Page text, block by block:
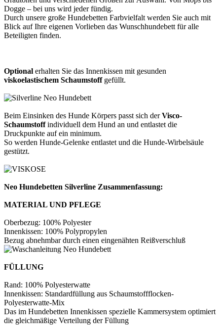
Dogge – bei uns wird jeder fündig.
Durch unsere große Hundebetten Farbvielfalt werden Sie auch mit
Blick auf Ihre eigenen Vorlieben das Wunschhundebett für alle
Beteiligten finden.
Optional erhalten Sie das Innenkissen mit gesunden
viskoelastischem Schaumstoffgefüllt.
Beim Einsinken des Hunde Körpers passt sich derVisco-
Schaumstoffindividuell dem Hund an und entlastet die
Druckpunkte auf ein minimum.
So werden Hunde-Gelenke entlastet und die Hunde-Wirbelsäule
gestützt.
Neo Hundebetten Silverline Zusammenfassung:
MATERIAL UND PFLEGE
Oberbezug: 100% Polyester
Innenkissen: 100% Polypropylen
Bezug abnehmbar durch einen eingenähten Reißverschluß
FÜLLUNG
Rand: 100% Polyesterwatte
Innenkissen: Standardfüllung aus Schaumstoffflocken-
Polyesterwatte-Mix
Das im Hundebetten Innenkissen spezielle Kammersystem optimiert
die gleichmäßige Verteilung der Füllung